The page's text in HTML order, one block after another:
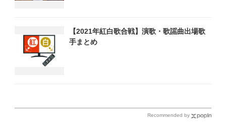
【2021年紅白歌合戦】演歌・歌謡曲出場歌
手まとめ
Recommended by